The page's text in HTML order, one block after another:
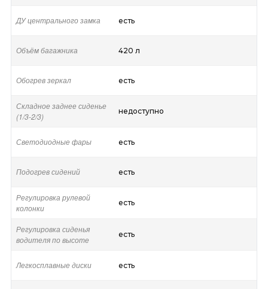
ДУ центрального замка есть
Объём багажника 420 л
Обогрев зеркал есть
Складное заднее сиденье
(1/3-2/3)
недоступно
Светодиодные фары есть
Подогрев сидений есть
Регулировка рулевой
колонки
есть
Регулировка сиденья
водителя по высоте
есть
Легкосплавные диски есть